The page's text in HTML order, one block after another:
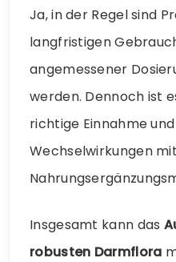
Ja, in der Regel sind
langfristigen
angemessener
werden. Dennoch ist
richtige Einnahme
Wechselwirkungen
Insgesamt kann das
robusten Darmflora